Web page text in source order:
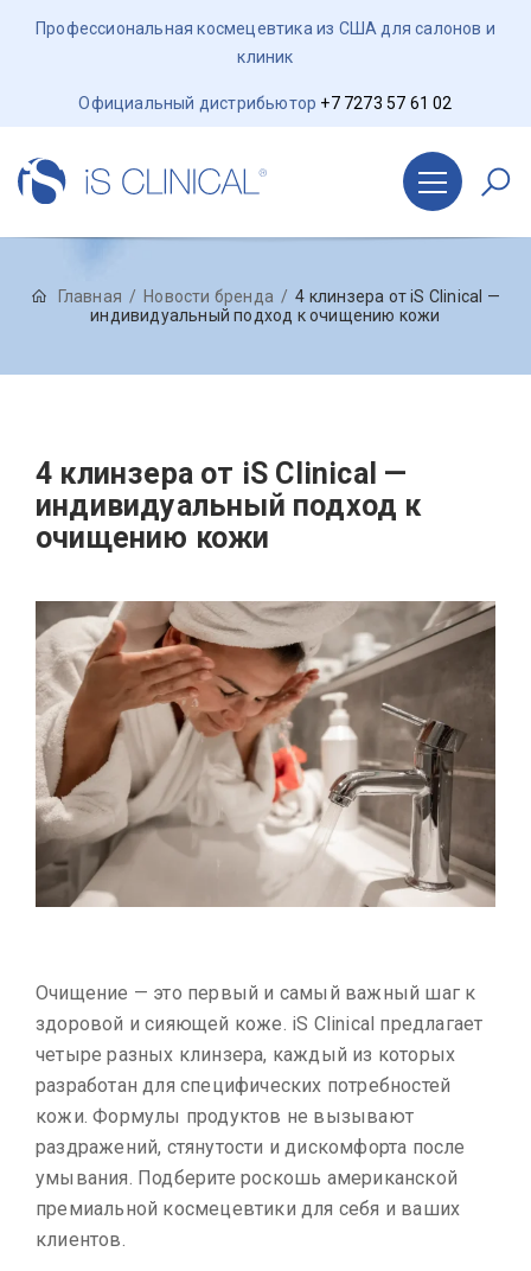
Профессиональная космецевтика из США для салонов и
клиник
Официальный дистрибьютор +7 7273 57 61 02
Главная Новости бренда
4 клинзера от iS Clinical —
индивидуальный подход к очищению кожи
4 клинзера от iS Clinical —
индивидуальный подход к
очищению кожи
Очищение — это первый и самый важный шаг к
здоровой и сияющей коже. iS Clinical предлагает
четыре разных клинзера, каждый из которых
разработан для специфических потребностей
кожи. Формулы продуктов не вызывают
раздражений, стянутости и дискомфорта после
умывания. Подберите роскошь американской
премиальной космецевтики для себя и ваших
клиентов.